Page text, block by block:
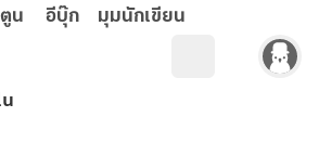
น อีบุ๊ก มุมนักเขียน